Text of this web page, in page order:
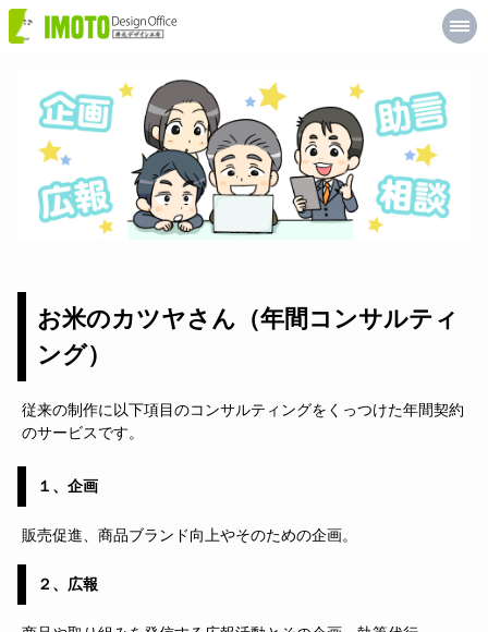
井
デ
お米のカツヤさん（年間コンサルティ
ング）
従来の制作に以下項目のコンサルティングをくっつけた年間契約
のサービスです。
１、企画
販売促進、商品ブランド向上やそのための企画。
２、広報